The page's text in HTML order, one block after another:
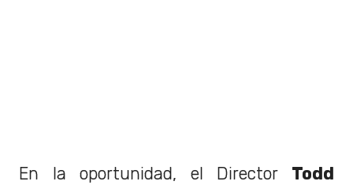
En la oportunidad, el Director Todd